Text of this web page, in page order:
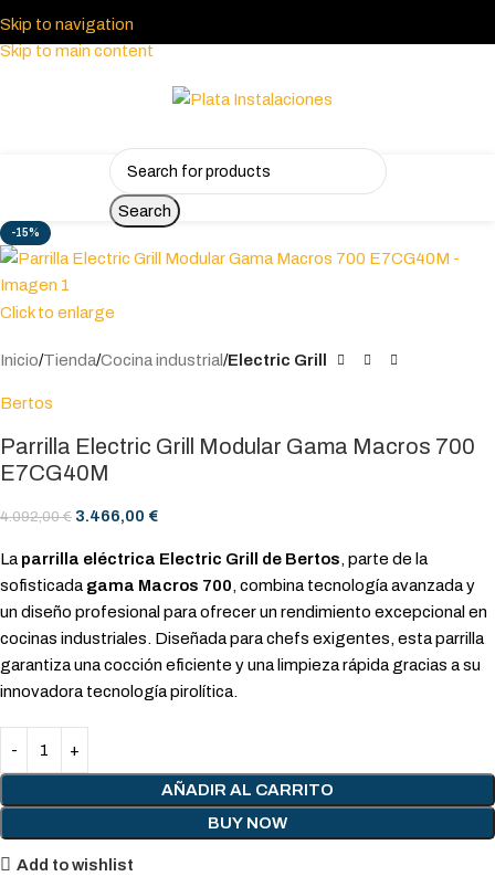
Skip to navigation
Skip to main content
Search
-15%
Click to enlarge
Inicio Tienda Cocina industrial Electric Grill
Bertos
Parrilla Electric Grill Modular Gama Macros 700
E7CG40M
4.092,00€ 3.466,00 €
La parrilla eléctrica Electric Grill de Bertos, parte de la
sofisticada gama Macros 700, combina tecnología avanzada y
un diseño profesional para ofrecer un rendimiento excepcional en
cocinas industriales. Diseñada para chefs exigentes, esta parrilla
garantiza una cocción eficiente y una limpieza rápida gracias a su
innovadora tecnología pirolítica.
AÑADIR AL CARRITO
BUY NOW
Add to wishlist